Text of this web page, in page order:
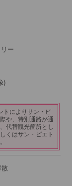
ー
)
トによりサン・ピ
や、特別通路が通
代替観光箇所とし
くはサン・ピエト